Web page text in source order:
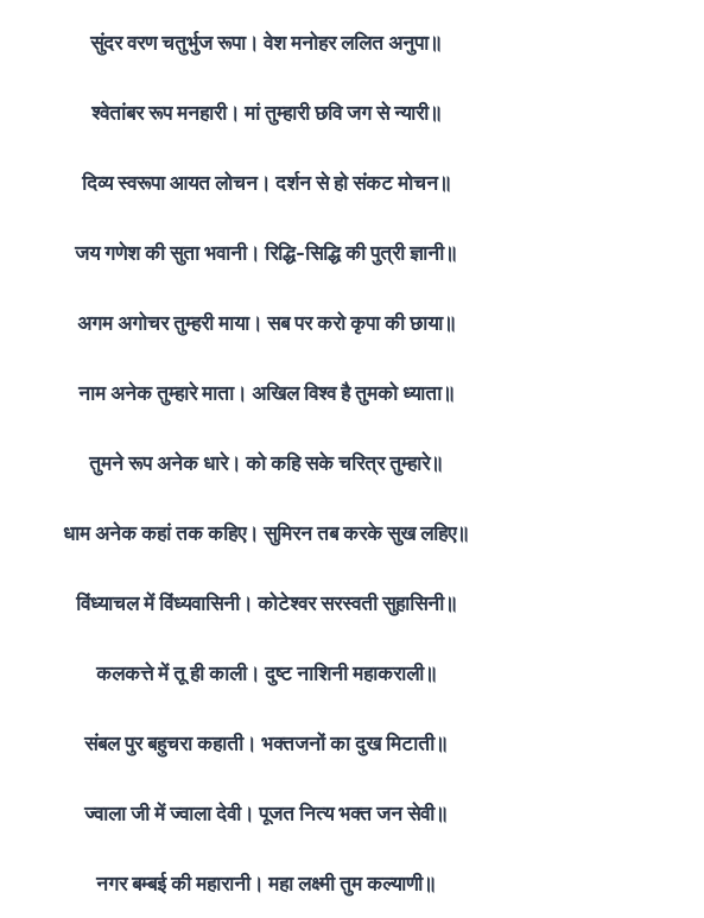
सुंदर वरण चतुर्भुज रूपा। वेश मनोहर ललित अनुपा॥
श्‍वेतांबर रूप मनहारी। मां तुम्हारी छवि जग से न्यारी॥
दिव्य स्वरूपा आयत लोचन। दर्शन से हो संकट मोचन॥
जय गणेश की सुता भवानी। रिद्धि-सिद्धि की पुत्री ज्ञानी॥
अगम अगोचर तुम्हरी माया। सब पर करो कृपा की छाया॥
नाम अनेक तुम्हारे माता। अखिल विश्‍व है तुमको ध्याता॥
तुमने रूप अनेक धारे। को कहि सके चरित्र तुम्हारे॥
धाम अनेक कहां तक कहिए। सुमिरन तब करके सुख लहिए॥
विंध्याचल में विंध्यवासिनी। कोटेश्वर सरस्वती सुहासिनी॥
कलकत्ते में तू ही काली। दुष्‍ट नाशिनी महाकराली॥
संबल पुर बहुचरा कहाती। भक्तजनों का दुख मिटाती॥
ज्वाला जी में ज्वाला देवी। पूजत नित्य भक्त जन सेवी॥
नगर बम्बई की महारानी। महा लक्ष्मी तुम कल्याणी॥